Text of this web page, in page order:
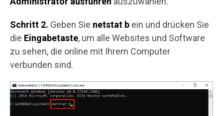
Schritt 2. Geben Sie netstat b ein und drücken Sie
die Eingabetaste, um alle Websites und Software
zu sehen, die online mit Ihrem Computer
verbunden sind.